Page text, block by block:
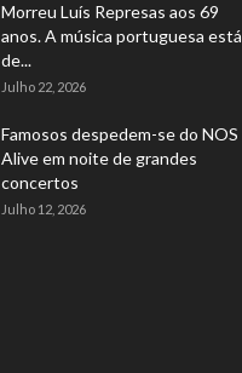
Morreu Luís Represas aos 69
anos. A música portuguesa está
de...
Julho 22, 2026
Famosos despedem-se do NOS
Alive em noite de grandes
concertos
Julho 12, 2026